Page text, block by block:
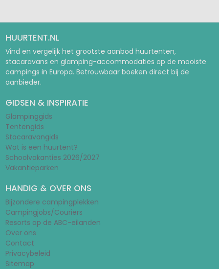
HUURTENT.NL
Vind en vergelijk het grootste aanbod huurtenten,
stacaravans en glamping-accommodaties op de mooiste
campings in Europa. Betrouwbaar boeken direct bij de
aanbieder.
GIDSEN & INSPIRATIE
Glampinggids
Tentengids
Stacaravangids
Wat is een huurtent?
Schoolvakanties 2026/2027
Vakantieparken
HANDIG & OVER ONS
Bijzondere campingplekken
Campingjobs/Couriers
Resorts op de ABC-eilanden
Over ons
Contact
Privacybeleid
Sitemap